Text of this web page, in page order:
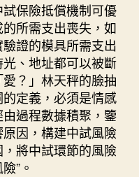
保險抵償機制可優
所需支出喪失，如
證的模具所需支出
、地址都可以被斷
？」林天秤的臉抽
定義，必須是情感
過程數據積聚，鑒
因，構建中試風險
將中試環節的風險
”。